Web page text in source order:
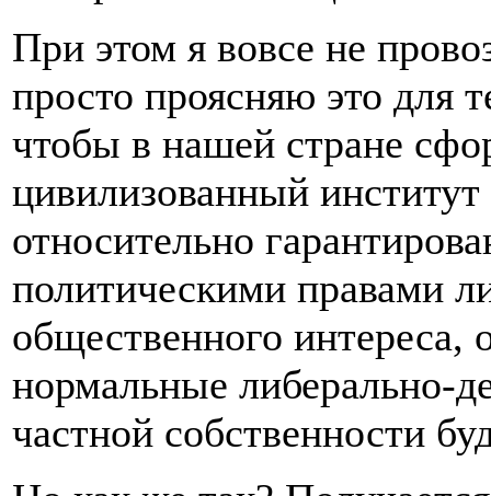
При этом я вовсе не
просто проясняю это для
чтобы в нашей стране
цивилизованный
относительно
политическими правами
общественного
нормальные либерально-
частной собственности